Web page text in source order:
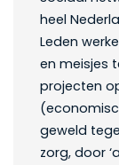
heel
Leden
en meisjes
projecten
geweld
zorg, door